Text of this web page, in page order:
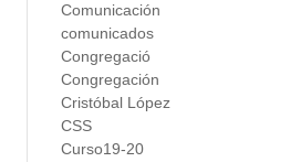
Comunicación
comunicados
Congregació
Congregación
Cristóbal López
CSS
Curso19-20